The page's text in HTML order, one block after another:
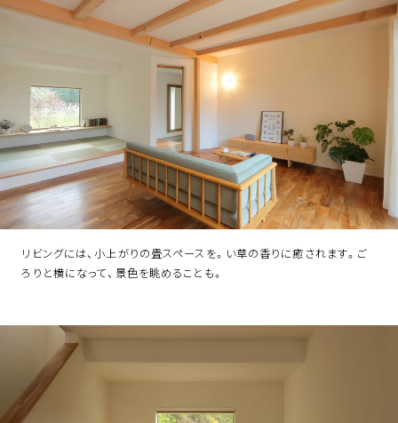
リビングには、小上がりの畳スペースを。い草の香りに癒されます。ご
ろりと横になって、景色を眺めることも。